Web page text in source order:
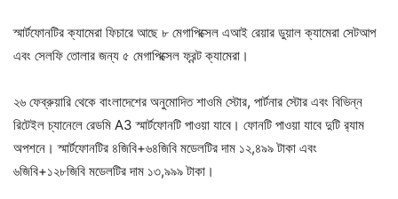
স্মার্টফোনটির ক্যামেরা ফিচারে আছে ৮ মেগাপিক্সেল এআই রেয়ার ডুয়াল ক্যামেরা সেটআপ
এবং সেলফি তোলার জন্য ৫ মেগাপিক্সেল ফ্রন্ট ক্যামেরা।
২৬ ফেব্রুয়ারি থেকে বাংলাদেশের অনুমোদিত শাওমি স্টোর, পার্টনার স্টোর এবং বিভিন্ন
রিটেইল চ্যানেলে রেডমি A3 স্মার্টফোনটি পাওয়া যাবে। ফোনটি পাওয়া যাবে দুটি র‌্যাম
অপশনে। স্মার্টফোনটির ৪জিবি+৬৪জিবি মডেলটির দাম ১২,৪৯৯ টাকা এবং
৬জিবি+১২৮জিবি মডেলটির দাম ১৩,৯৯৯ টাকা।